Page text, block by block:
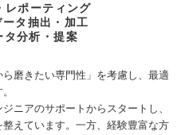
ポーティング
タ抽出・加工
分析・提案
ら磨きたい専門性」を考慮し、最適
ニアのサポートからスタートし、
えています。一方、経験豊富な方